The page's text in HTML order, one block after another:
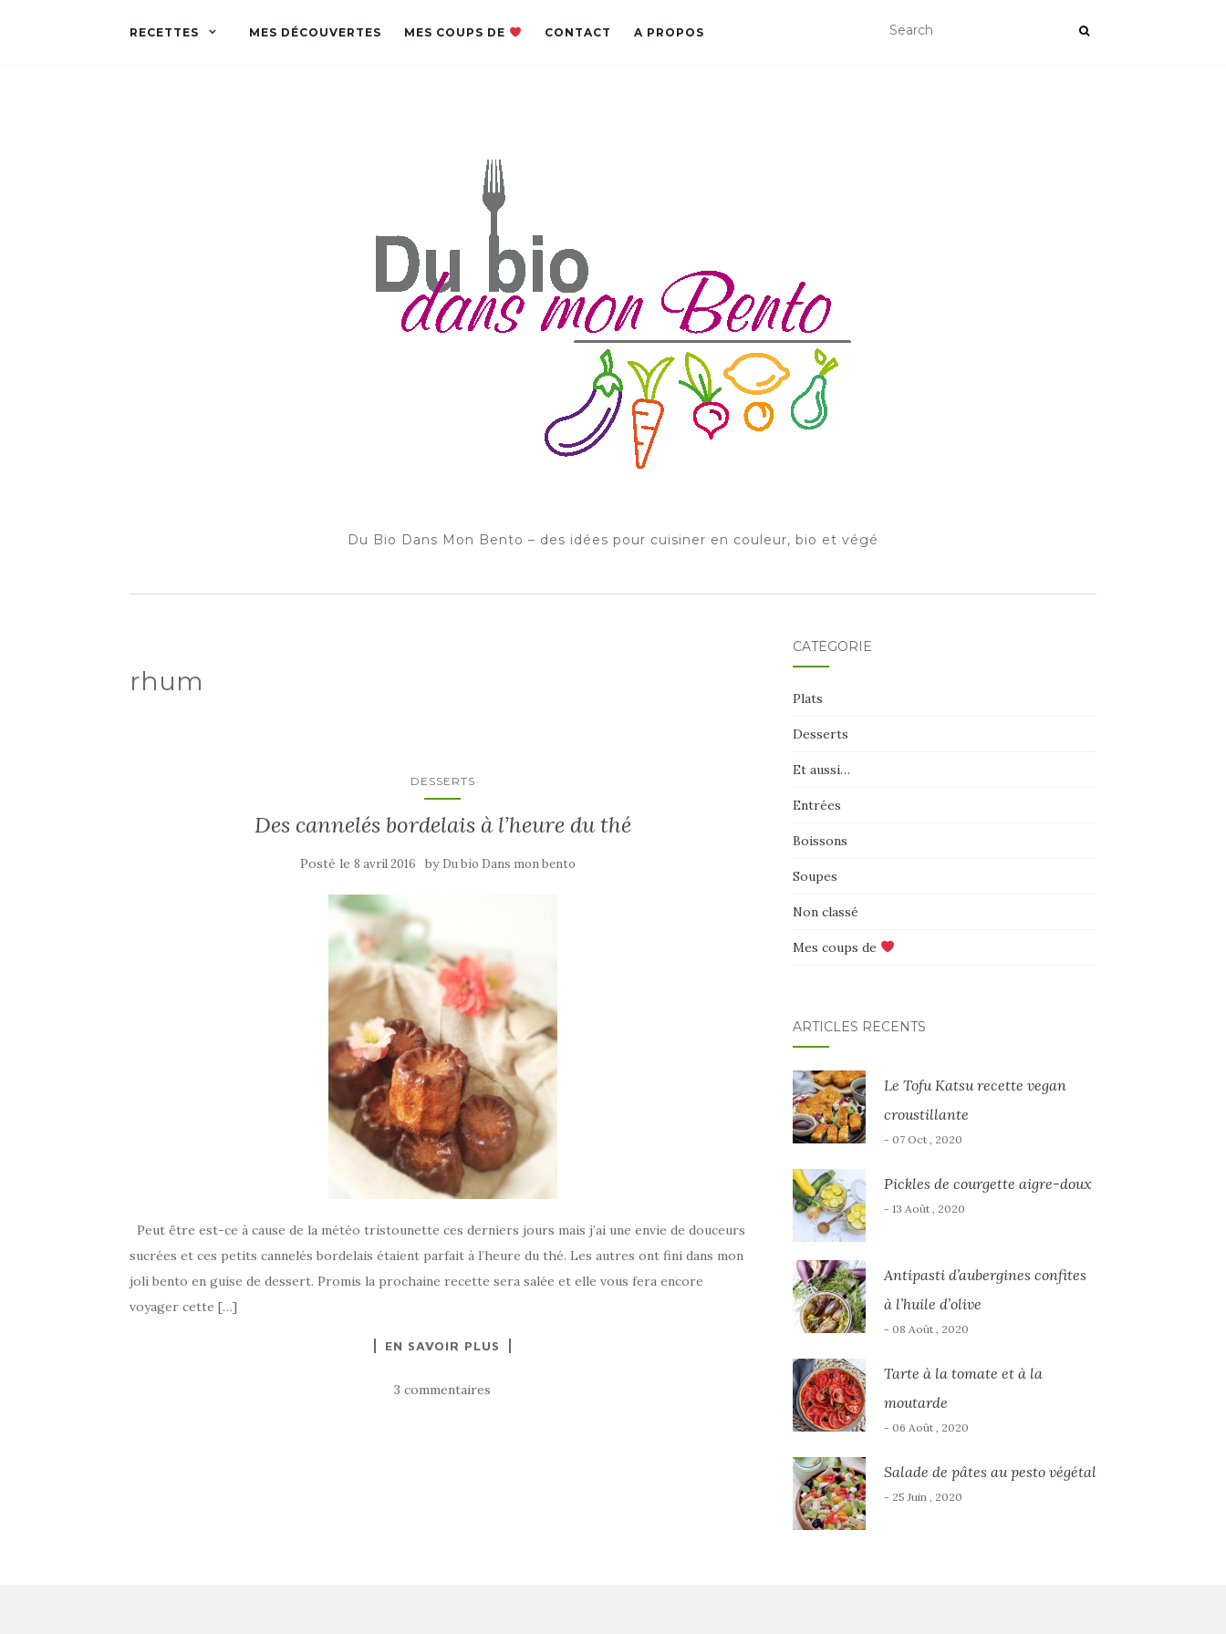
RECETTES MES DÉCOUVERTES MES COUPS DE CONTACT A PROPOS
Du Bio Dans Mon Bento – des idées pour cuisiner en couleur, bio et végé
rhum
DESSERTS
Des cannelés bordelais à l’heure du thé
Posté le8 avril 2016 by Du bio Dans mon bento
Peut être est-ce à cause de la météo tristounette ces derniers jours mais j’ai une envie de douceurs
sucrées et ces petits cannelés bordelais étaient parfait à l’heure du thé. Les autres ont fini dans mon
joli bento en guise de dessert. Promis la prochaine recette sera salée et elle vous fera encore
voyager cette […]
EN SAVOIR PLUS
3 commentaires
CATÉGORIE
Plats
Desserts
Et aussi…
Entrées
Boissons
Soupes
Non classé
Mes coups de
ARTICLES RÉCENTS
Le Tofu Katsu recette vegan
croustillante
- 07 Oct , 2020
Pickles de courgette aigre-doux
- 13 Août , 2020
Antipasti d’aubergines confites
à l’huile d’olive
- 08 Août , 2020
Tarte à la tomate et à la
moutarde
- 06 Août , 2020
Salade de pâtes au pesto végétal
- 25 Juin , 2020